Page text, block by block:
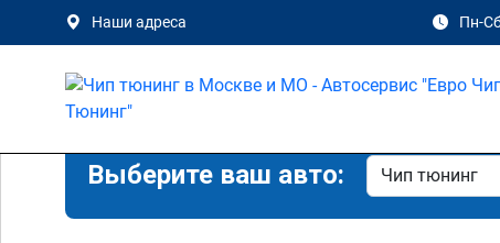
Наши адреса Пн-
Выберите ваш авто: